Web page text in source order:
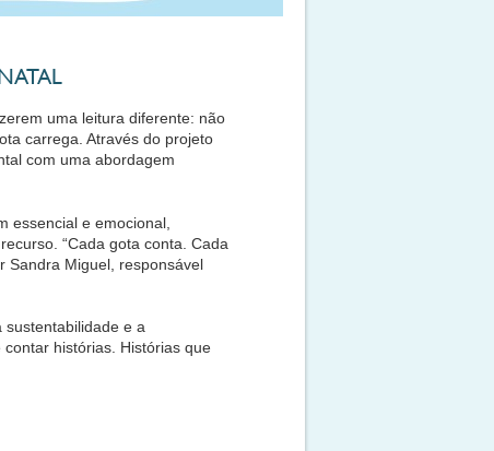
uma leitura diferente: não
carrega. Através do projeto
com uma abordagem
essencial e emocional,
“Cada gota conta. Cada
Sandra Miguel, responsável
e a
histórias. Histórias que